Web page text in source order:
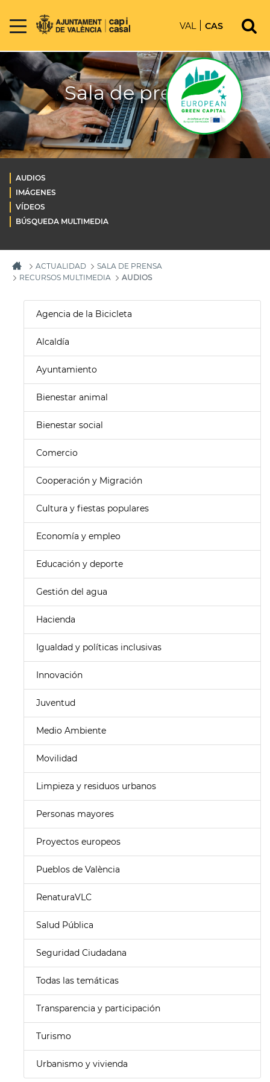
VAL CAS
Sala de prensa
AUDIOS
IMÁGENES
VÍDEOS
BÚSQUEDA MULTIMEDIA
ACTUALIDAD
SALA DE PRENSA
RECURSOS MULTIMEDIA
AUDIOS
Agencia de la Bicicleta
Alcaldía
Ayuntamiento
Bienestar animal
Bienestar social
Comercio
Cooperación y Migración
Cultura y fiestas populares
Economía y empleo
Educación y deporte
Gestión del agua
Hacienda
Igualdad y políticas inclusivas
Innovación
Juventud
Medio Ambiente
Movilidad
Limpieza y residuos urbanos
Personas mayores
Proyectos europeos
Pueblos de València
RenaturaVLC
Salud Pública
Seguridad Ciudadana
Todas las temáticas
Transparencia y participación
Turismo
Urbanismo y vivienda